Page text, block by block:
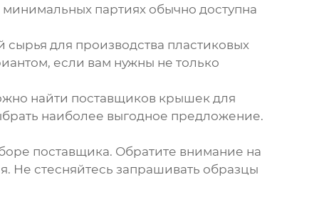
партиях обычно доступна
для производства пластиковых
если вам нужны не только
найти поставщиков крышек для
наиболее выгодное предложение.
поставщика. Обратите внимание на
Не стесняйтесь запрашивать образцы